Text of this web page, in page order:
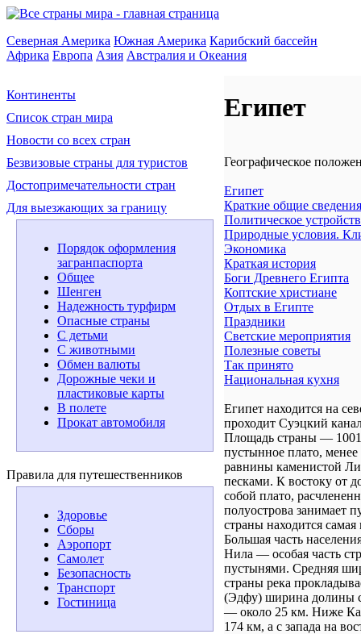
Северная Америка Южная Америка Карибский бассейн
Африка Европа Азия Австралия и Океания
Континенты
Список стран мира
Новости со всех стран
Безвизовые страны для туристов
Достопримечательности стран
Для выезжающих за границу
Порядок оформления
загранпаспорта
Общее
Шенген
Надежность турфирм
Опасные страны
С детьми
С животными
Обмен валюты
Дорожные чеки и
пластиковые карты
В полете
Прокат автомобиля
Правила для путешественников
Здоровье
Сборы
Аэропорт
Самолет
Безопасность
Транспорт
Гостиница
Египет
Географическое
Египет
Краткие общие сведения
Политическое
Природные условия.
Экономика
Краткая история
Боги Древнего Египта
Коптские христиане
Отдых в Египте
Праздники
Светские мероприятия
Полезные советы
Так принято
Национальная кухня
Египет находится на
проходит Суэцкий
Площадь страны — 1001
пустынное плато,
равнины каменистой
песками. К востоку от
собой плато,
полуострова занимает
страны находится
Большая часть
Нила — особая часть
пустынями. Средняя
страны река
(Эдфу) ширина долины
— около 25 км. Ниже
174 км, а с запада на